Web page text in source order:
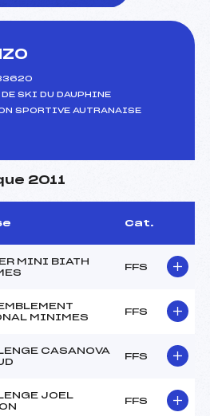
SKI DU DAUPHINE
SPORTIVE AUTRANAISE
2011
Cat.
MINI BIATH
FFS
MINIMES
FFS
CASANOVA
FFS
JOEL
FFS